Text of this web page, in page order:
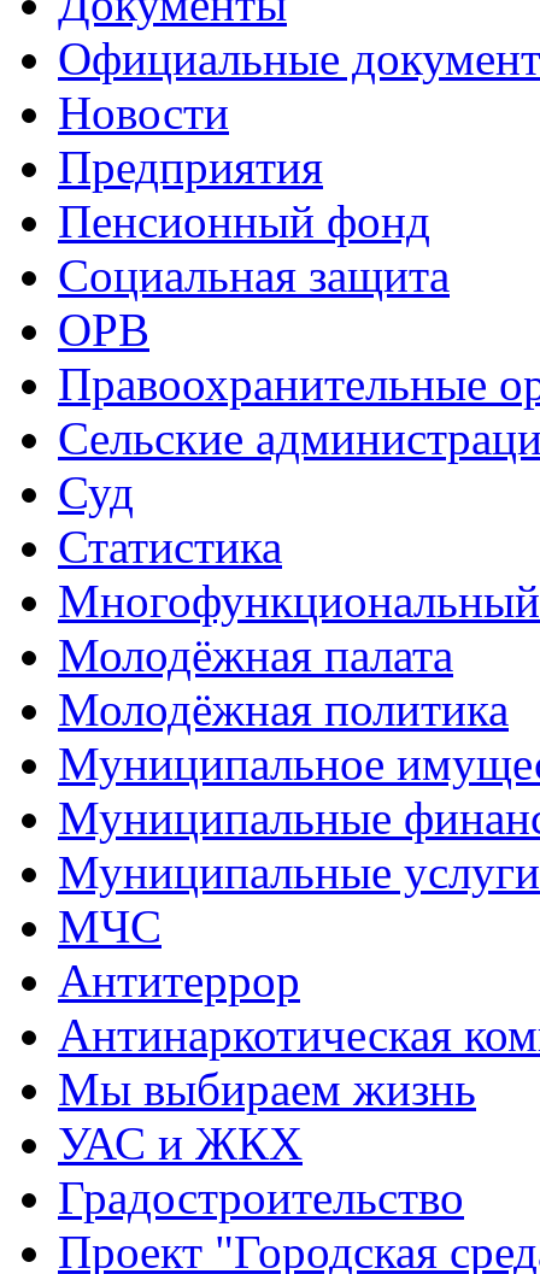
Официальные
Новости
Предприятия
Пенсионный фонд
Социальная защита
ОРВ
Правоохранительные
Сельские
Суд
Статистика
Молодёжная палата
Молодёжная политика
Муниципальное
Муниципальные
Муниципальные услуги
МЧС
Антитеррор
Антинаркотическая
Мы выбираем жизнь
УАС и ЖКХ
Градостроительство
Проект "Городская